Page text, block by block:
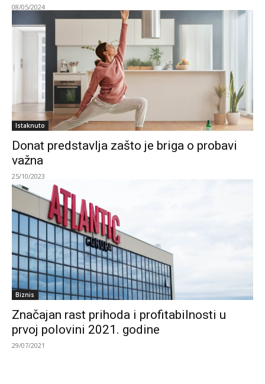
08/05/2024
Istaknuto
Donat predstavlja zašto je briga o probavi
važna
25/10/2023
Biznis
Značajan rast prihoda i profitabilnosti u
prvoj polovini 2021. godine
29/07/2021